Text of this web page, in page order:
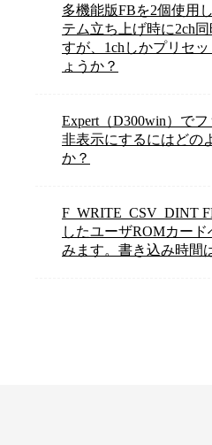
多機能版FBを2個使用
テム立ち上げ時に2ch
すが、1chしかプリセ
ょうか？
Expert（D300win）で
非表示にするにはどの
か？
F_WRITE_CSV_DINT
したユーザROMカー
みます。書き込み時間